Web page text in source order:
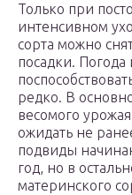
Только при
интенсивном
сорта можно
посадки.
редко. В
весомого
ожидать не
подвиды
год, но в
материнского